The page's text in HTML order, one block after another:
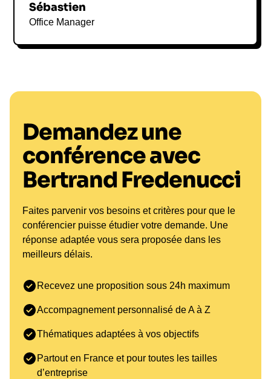
Sébastien
Office Manager
Demandez une
conférence avec
Bertrand Fredenucci
Faites parvenir vos besoins et critères pour que le
conférencier puisse étudier votre demande. Une
réponse adaptée vous sera proposée dans les
meilleurs délais.
Recevez une proposition sous 24h maximum
Accompagnement personnalisé de A à Z
Thématiques adaptées à vos objectifs
Partout en France et pour toutes les tailles
d’entreprise